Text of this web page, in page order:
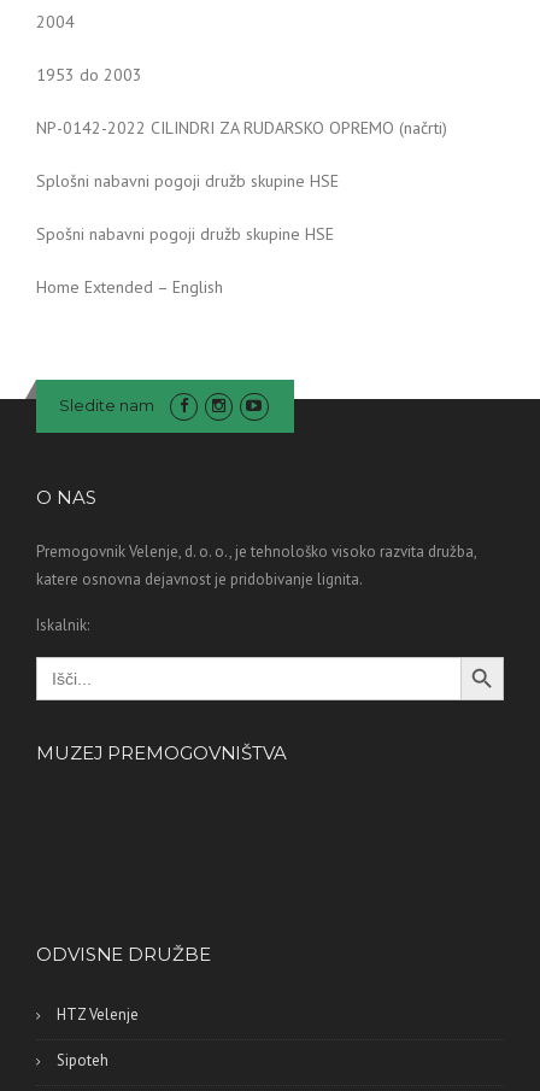
2004
1953 do 2003
NP-0142-2022 CILINDRI ZA RUDARSKO OPREMO (načrti)
Splošni nabavni pogoji družb skupine HSE
Spošni nabavni pogoji družb skupine HSE
Home Extended – English
Sledite nam
O NAS
Premogovnik Velenje, d. o. o., je tehnološko visoko razvita družba,
katere osnovna dejavnost je pridobivanje lignita.
Iskalnik:
Search
for:
Search Button
MUZEJ PREMOGOVNIŠTVA
ODVISNE DRUŽBE
HTZ Velenje
Sipoteh